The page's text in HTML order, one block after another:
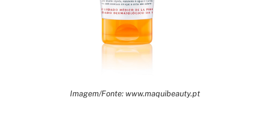
Imagem/Fonte: www.maquibeauty.pt